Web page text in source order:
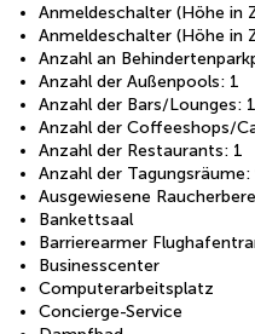
Anmeldeschalter (Höhe in
Anmeldeschalter (Höhe in
Anzahl an
Anzahl der Außenpools: 1
Anzahl der Bars/Lounges: 1
Anzahl der Coffeeshops/
Anzahl der Restaurants: 1
Anzahl der Tagungsräume:
Ausgewiesene
Bankettsaal
Barrierearmer
Businesscenter
Computerarbeitsplatz
Concierge-Service